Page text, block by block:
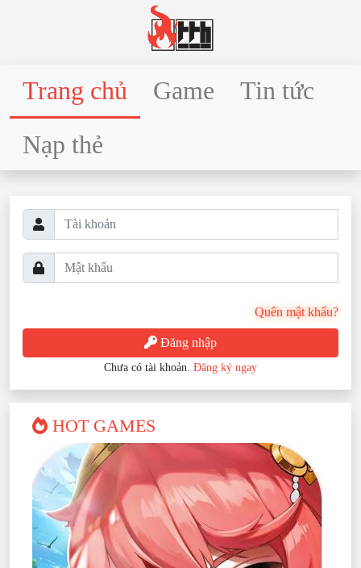
Trang chủ Game
Tin tức
Nạp thẻ
Quên mật khẩu?
Đăng nhập
Chưa có tài khoản. Đăng ký ngay
HOT GAMES